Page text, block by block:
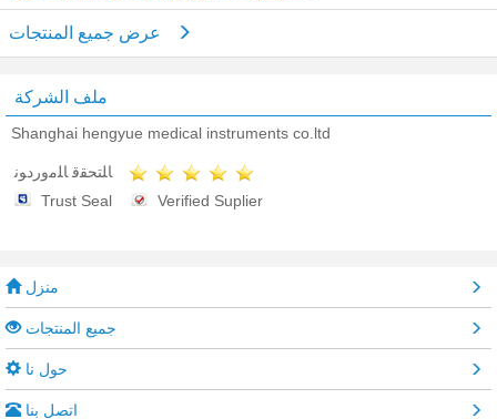
ملف الشركة
Shanghai hengyue medical instruments co.ltd
ﺎﻠﺘﺤﻘﻗ ﺎﻠﻣﻭﺭﺩﻮﻧ
Trust Seal
Verified Suplier
منزل
جميع المنتجات
حول نا
اتصل بنا